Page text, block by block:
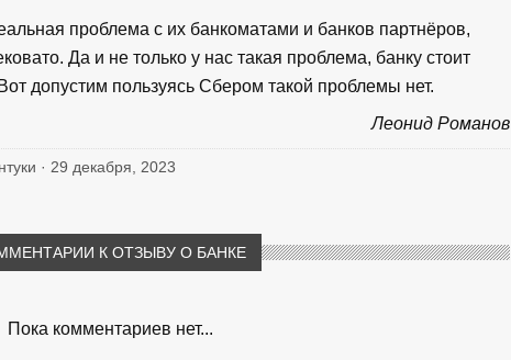
проблема с их банкоматами и банков партнёров,
Да и не только у нас такая проблема, банку стоит
допустим пользуясь Сбером такой проблемы нет.
Леонид Романов
· 29 декабря, 2023
К ОТЗЫВУ О БАНКЕ
Пока комментариев нет...